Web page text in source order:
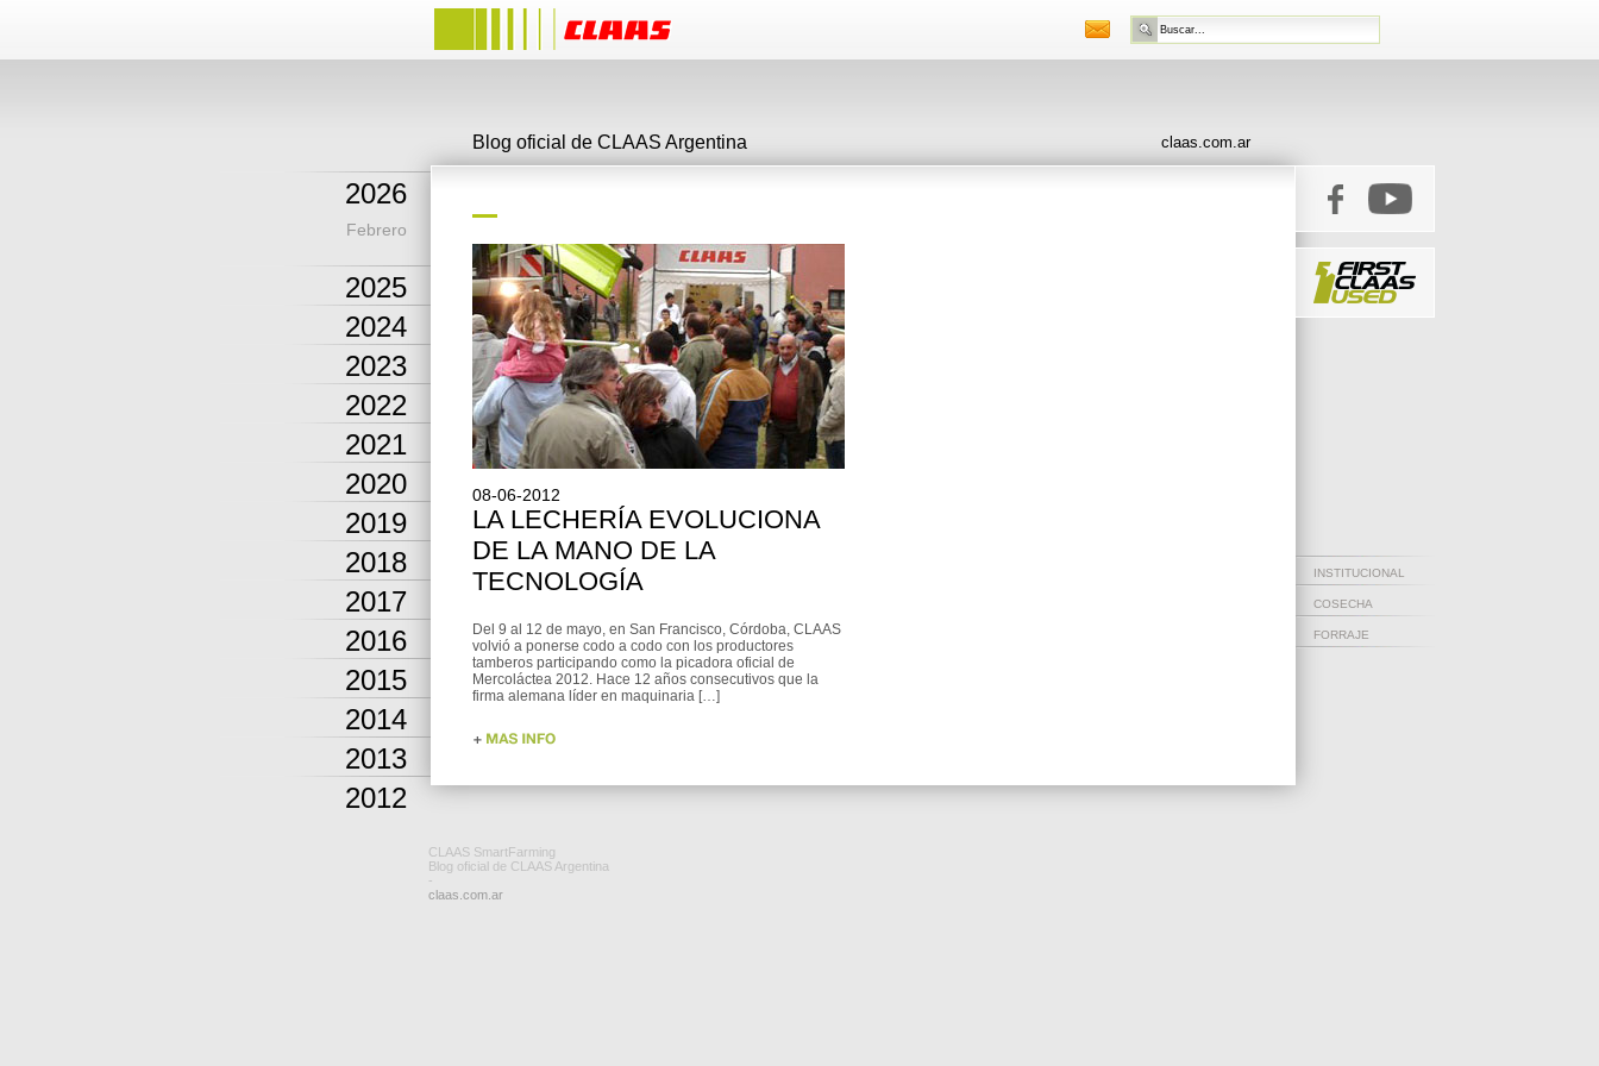
2026
Febrero
2025
2024
2023
2022
2021
2020
2019
2018
2017
2016
2015
2014
2013
2012
Blog oficial de CLAAS Argentina claas.com.ar
08-06-2012
LA LECHERÍA EVOLUCIONA
DE LA MANO DE LA
TECNOLOGÍA
Del 9 al 12 de mayo, en San Francisco, Córdoba, CLAAS
volvió a ponerse codo a codo con los productores
tamberos participando como la picadora oficial de
Mercoláctea 2012. Hace 12 años consecutivos que la
firma alemana líder en maquinaria […]
INSTITUCIONAL
COSECHA
FORRAJE
CLAAS SmartFarming
Blog oficial de CLAAS Argentina
-
claas.com.ar